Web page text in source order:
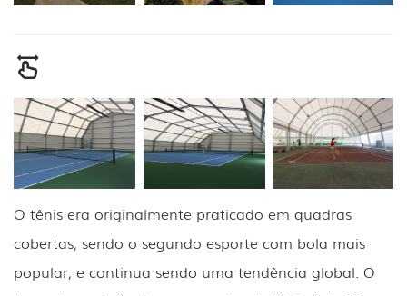
O tênis era originalmente praticado em quadras
cobertas, sendo o segundo esporte com bola mais
popular, e continua sendo uma tendência global. O